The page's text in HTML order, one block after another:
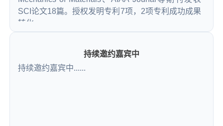
SCI论文18篇。授权发明专利7项，2项专利成功成果
转化。
自然科学基金项目等8项。担任国际先进材料与制造
工程学会(SAMPE)中国大陆总会智能复合材料专业
持续邀约嘉宾中
持续邀约嘉宾中......